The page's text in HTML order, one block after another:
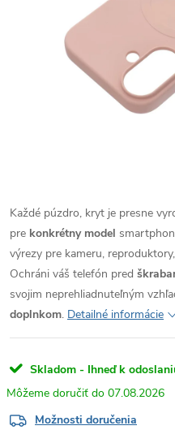
Každé púzdro, kryt je presne
pre konkrétny model
výrezy pre kameru,
Ochráni váš telefón pred
svojim neprehliadnuteľným
doplnkom. Detailné informácie
Skladom - Ihneď k
07.08.2026
Možnosti doručenia